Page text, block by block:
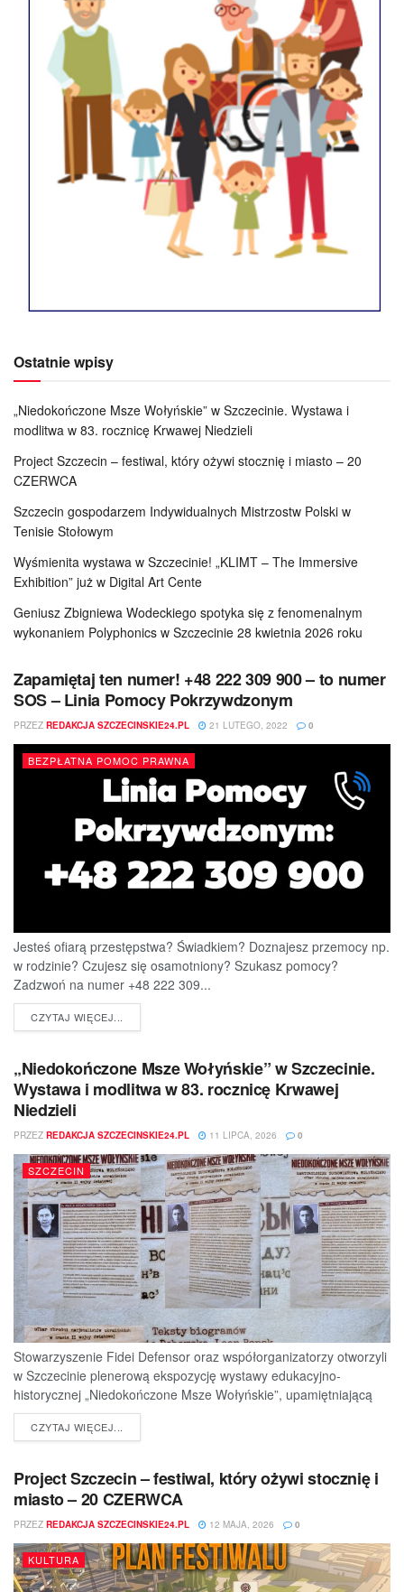
Ostatnie wpisy
„Niedokończone Msze Wołyńskie” w Szczecinie. Wystawa i
modlitwa w 83. rocznicę Krwawej Niedzieli
Project Szczecin – festiwal, który ożywi stocznię i miasto – 20
CZERWCA
Szczecin gospodarzem Indywidualnych Mistrzostw Polski w
Tenisie Stołowym
Wyśmienita wystawa w Szczecinie! „KLIMT – The Immersive
Exhibition” już w Digital Art Cente
Geniusz Zbigniewa Wodeckiego spotyka się z fenomenalnym
wykonaniem Polyphonics w Szczecinie 28 kwietnia 2026 roku
Zapamiętaj ten numer! +48 222 309 900 – to numer
SOS – Linia Pomocy Pokrzywdzonym
PRZEZ REDAKCJA SZCZECINSKIE24.PL 21 LUTEGO, 2022 0
BEZPŁATNA POMOC PRAWNA
Jesteś ofiarą przestępstwa? Świadkiem? Doznajesz przemocy np.
w rodzinie? Czujesz się osamotniony? Szukasz pomocy?
Zadzwoń na numer +48 222 309...
CZYTAJ WIĘCEJ...
„Niedokończone Msze Wołyńskie” w Szczecinie.
Wystawa i modlitwa w 83. rocznicę Krwawej
Niedzieli
PRZEZ REDAKCJA SZCZECINSKIE24.PL 11 LIPCA, 2026 0
SZCZECIN
Stowarzyszenie Fidei Defensor oraz współorganizatorzy otworzyli
w Szczecinie plenerową ekspozycję wystawy edukacyjno-
historycznej „Niedokończone Msze Wołyńskie”, upamiętniającą
ofiary jednej z najtragiczniejszych...
CZYTAJ WIĘCEJ...
Project Szczecin – festiwal, który ożywi stocznię i
miasto – 20 CZERWCA
PRZEZ REDAKCJA SZCZECINSKIE24.PL 12 MAJA, 2026 0
KULTURA